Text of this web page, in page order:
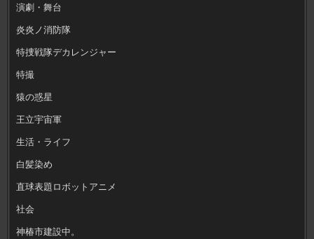
演劇・舞台
炎炎ノ消防隊
特捜戦隊デカレンジャー
特撮
猿の惑星
王立宇宙軍
生活・ライフ
白髪染め
直球表題ロボットアニメ
社会
神椿市建設中。